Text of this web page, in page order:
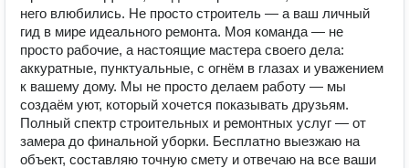
него влюбились. Не просто строитель — а ваш личный
гид в мире идеального ремонта. Моя команда — не
просто рабочие, а настоящие мастера своего дела:
аккуратные, пунктуальные, с огнём в глазах и уважением
к вашему дому. Мы не просто делаем работу — мы
создаём уют, который хочется показывать друзьям.
Полный спектр строительных и ремонтных услуг — от
замера до финальной уборки. Бесплатно выезжаю на
объект, составляю точную смету и отвечаю на все ваши